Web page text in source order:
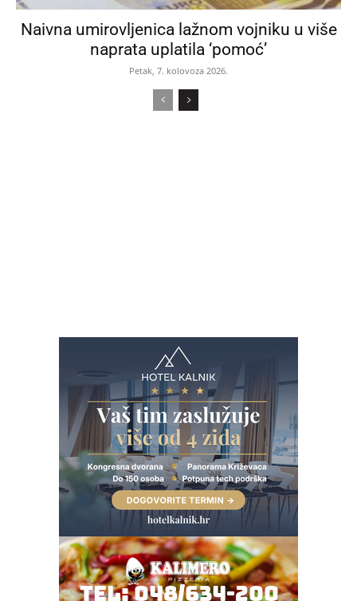
Naivna umirovljenica lažnom vojniku u više
naprata uplatila ‘pomoć’
Petak, 7. kolovoza 2026.